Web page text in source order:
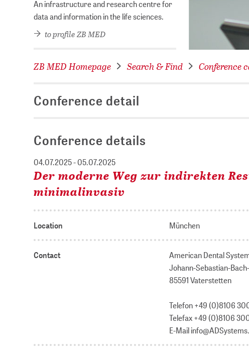
An infrastructure and research centre for
data and information in the life sciences.
to profile ZB MED
ZB MED Homepage Search & Find Conference
Conference detail
Conference details
04.07.2025 - 05.07.2025
Der moderne Weg zur indirekten
minimalinvasiv
Location München
Contact
American Dental
Johann-Sebastian-
85591 Vaterstetten
Telefon +49 (0)8106
Telefax +49 (0)8106
E-Mail